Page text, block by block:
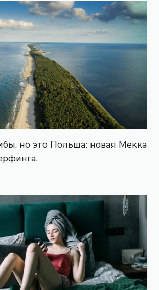
но это Польша: новая Мекка